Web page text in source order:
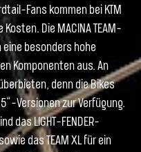
Fans kommen bei KTM
Die MACINA TEAM-
besonders hohe
Komponenten aus. An
denn die Bikes
Versionen zur Verfügung.
das LIGHT-FENDER-
das TEAM XL für ein